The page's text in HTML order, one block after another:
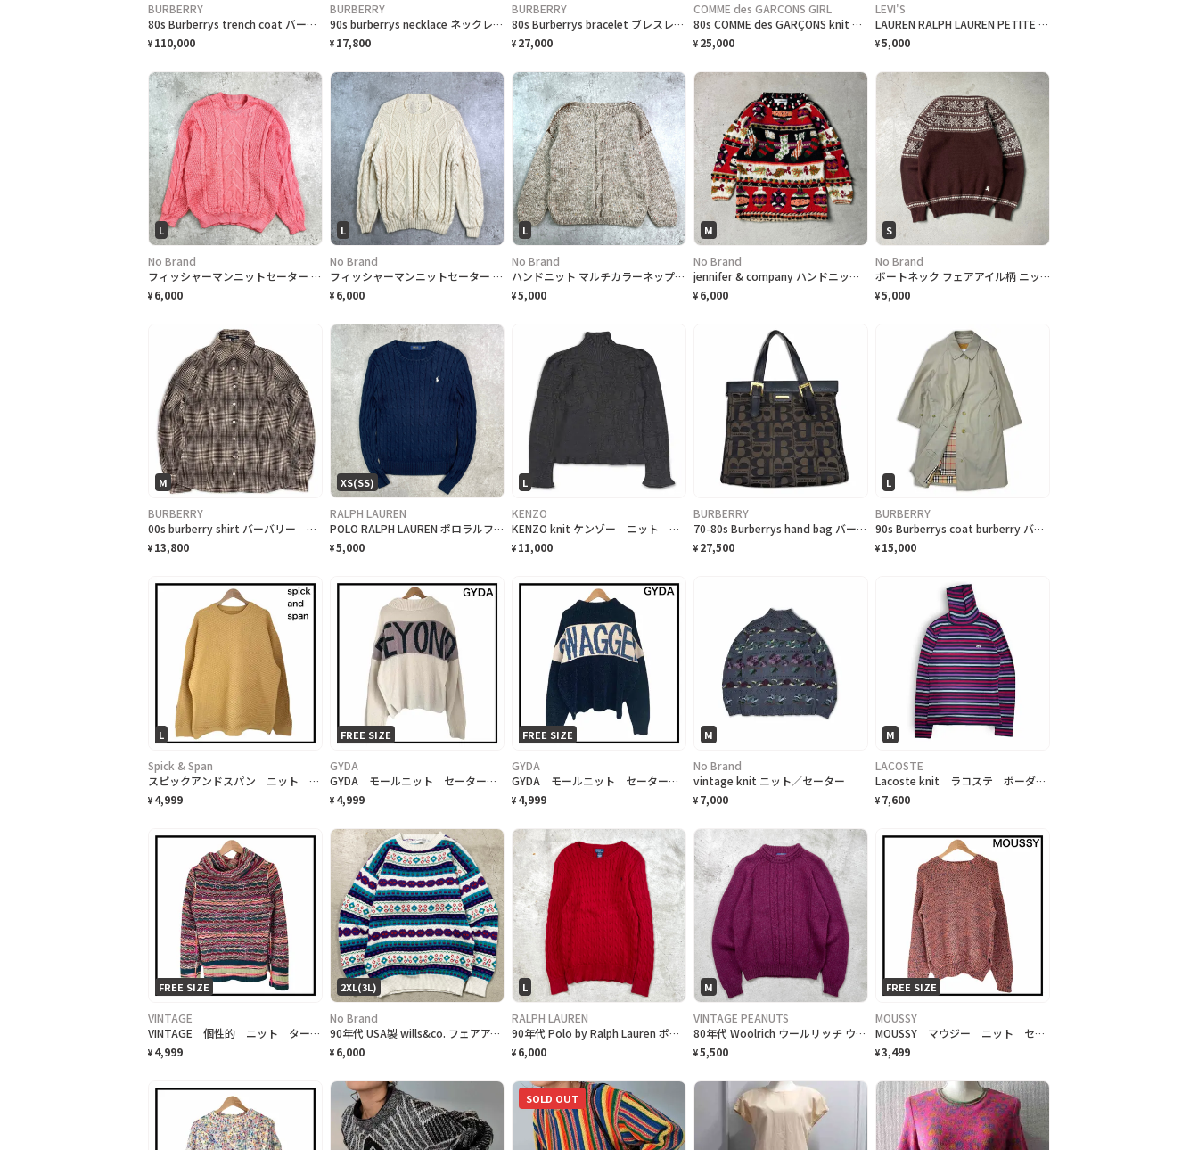
BURBERRY
80s Burberrys trench coat バーバリー トレンチコート trench21型 レディース 一枚袖
¥ 110,000
BURBERRY
90s burberrys necklace ネックレス バーバリー
¥ 17,800
BURBERRY
80s Burberrys bracelet ブレスレット burberry バーバリー
¥ 27,000
COMME des GARCONS GIRL
80s COMME des GARÇONS knit 超短丈 レディース コムデギャルソン ローゲージ
¥ 25,000
LEVI'S
LAUREN RALPH LAUREN PETITE ハーフジップ ニットセーター レディースXS相当
¥5,000
L
No Brand
フィッシャーマンニットセーター メンズS相当 レディースL相当
¥ 6,000
L
No Brand
フィッシャーマンニットセーター メンズL相当 レディースXL相当
¥ 6,000
L
No Brand
ハンドニット マルチカラーネップ ローゲージ ウールニットセーター レディースL相当
¥5,000
M
No Brand
jennifer & company ハンドニットセーター デザインニット 総柄 レディースM クリスマス
¥ 6,000
S
No Brand
ボートネック フェアアイル柄 ニットセーター レディースS相当
¥5,000
M
BURBERRY
00s burberry shirt バーバリー シャツ 三陽商会
¥ 13,800
XS(SS)
RALPH LAUREN
POLO RALPH LAUREN ポロラルフローレン ケーブルニットセーター レディースXS
¥5,000
L
KENZO
KENZO knit ケンゾー ニット レディース
¥ 11,000
BURBERRY
70-80s Burberrys hand bag バーバリー バッグ
¥ 27,500
L
BURBERRY
90s Burberrys coat burberry バーバリー コート ベージュ 玉虫 ステンカラーコート バルマカンコート レディース B-3
¥ 15,000
L
Spick & Span
スピックアンドスパン ニット セーター レディース イエロー 立体 3D 長袖
¥ 4,999
FREE SIZE
GYDA
GYDA モールニット セーター デカロゴ レディース ホワイト 長袖 ゆったり
¥ 4,999
FREE SIZE
GYDA
GYDA モールニット セーター デカロゴ レディース ネイビー 長袖 ゆったり
¥ 4,999
M
No Brand
vintage knit ニット／セーター
¥ 7,000
M
LACOSTE
Lacoste knit ラコステ ボーダータートルネック
¥ 7,600
FREE SIZE
VINTAGE
VINTAGE 個性的 ニット タートルネック レディース 総柄 ボーダー
¥ 4,999
2XL(3L)
No Brand
90年代 USA製 wills&co. フェアアイル柄 ニットセーター 総柄 レディースXL相当 メンズ
¥ 6,000
L
RALPH LAUREN
90年代 Polo by Ralph Lauren ポロバイラルフローレン コットンニットセーター ケーブルニット ボーイズ企画 レディースL相当
¥ 6,000
M
VINTAGE PEANUTS
80年代 Woolrich ウールリッチ ウールニットセーター レディースM
¥5,500
FREE SIZE
MOUSSY
MOUSSY マウジー ニット セーター レディース レッド 長袖 ドット
¥3,499
SOLD OUT